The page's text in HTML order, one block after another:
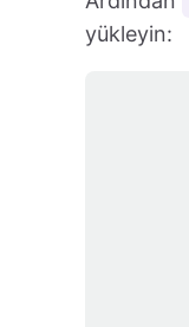
yükleyin: